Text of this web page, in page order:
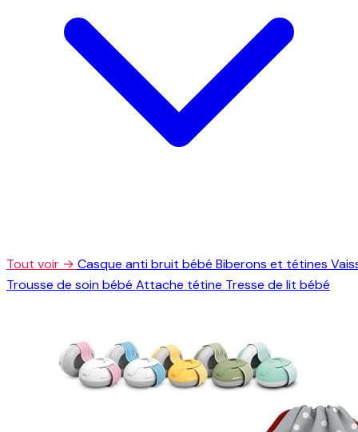
Tout voir → Casque anti bruit bébé Biberons et tétines
Trousse de soin bébé Attache tétine Tresse de lit bébé